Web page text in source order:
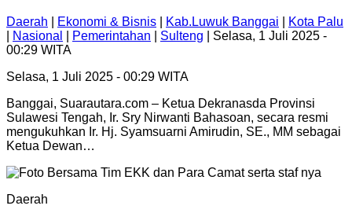
Daerah Ekonomi & Bisnis Kab.Luwuk Banggai
Kota Palu
Nasional Pemerintahan Sulteng | Selasa, 1 Juli 2025 -
00:29 WITA
Selasa, 1 Juli 2025 - 00:29 WITA
Banggai, Suarautara.com – Ketua Dekranasda Provinsi
Sulawesi Tengah, Ir. Sry Nirwanti Bahasoan, secara resmi
mengukuhkan Ir. Hj. Syamsuarni Amirudin, SE., MM sebagai
Ketua Dewan…
Daerah